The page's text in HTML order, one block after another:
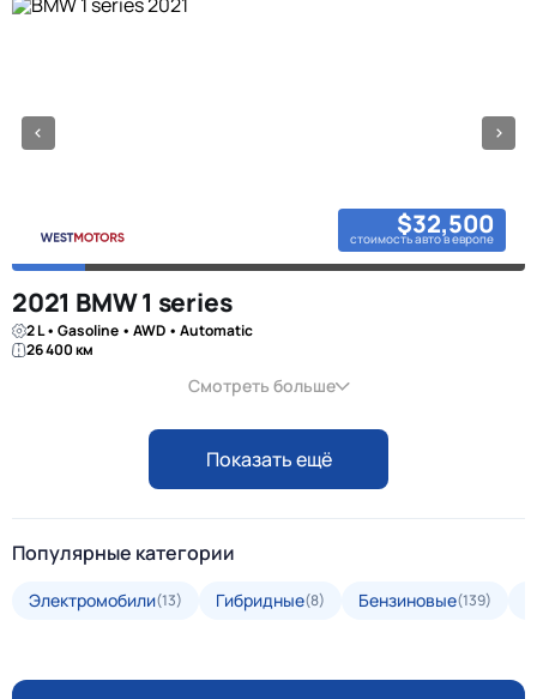
$32,500
стоимость авто в европе
2021 BMW 1 series
2 L • Gasoline • AWD • Automatic
26 400 км
Смотреть больше
Показать ещё
Популярные категории
Электромобили(13) Гибридные(8) Бензиновые(139)